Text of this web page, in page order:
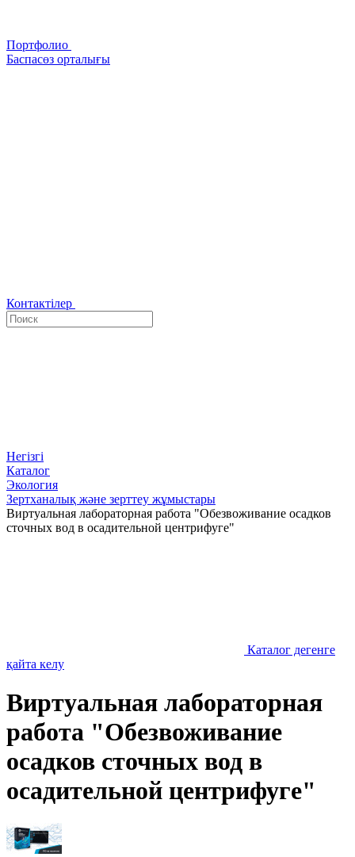
Портфолио
Баспасөз орталығы
Контактілер
Негізгі
Каталог
Экология
Зертханалық және зерттеу жұмыстары
Виртуальная лабораторная работа "Обезвоживание осадков
сточных вод в осадительной центрифуге"
Каталог дегенге
қайта келу
Виртуальная лабораторная
работа "Обезвоживание
осадков сточных вод в
осадительной центрифуге"